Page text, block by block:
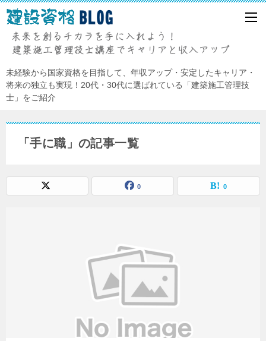
未経験から国家資格を目指して、年収アップ・安定したキャリア・
将来の独立も実現！20代・30代に選ばれている「建築施工管理技
士」をご紹介
「手に職」の記事一覧
0 0